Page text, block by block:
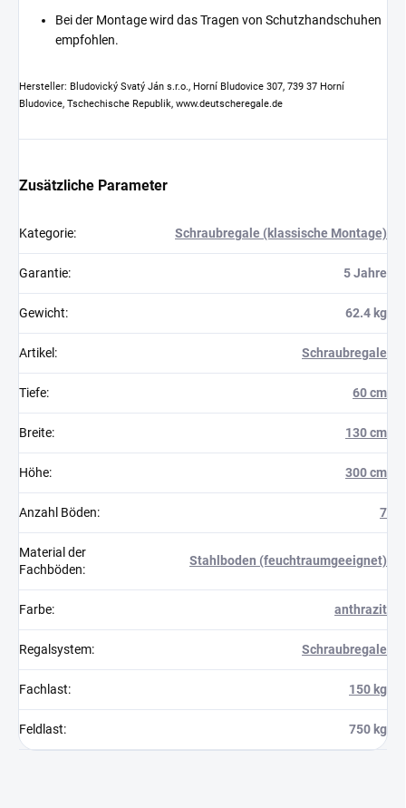
Bei der Montage wird das Tragen von Schutzhandschuhen
empfohlen.
Hersteller: Bludovický Svatý Ján s.r.o., Horní Bludovice 307, 739 37 Horní
Bludovice, Tschechische Republik, www.deutscheregale.de
Zusätzliche Parameter
Kategorie: Schraubregale (klassische Montage)
Garantie: 5 Jahre
Gewicht: 62.4 kg
Artikel : Schraubregale
Tiefe: 60 cm
Breite: 130 cm
Höhe: 300 cm
Anzahl Böden: 7
Material der
Fachböden:
Stahlboden (feuchtraumgeeignet)
Farbe: anthrazit
Regalsystem: Schraubregale
Fachlast: 150 kg
Feldlast: 750 kg